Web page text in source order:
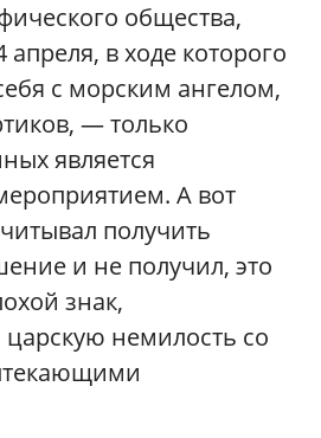
общества,
апреля, в ходе которого
с морским ангелом,
— только
является
А вот
получить
и не получил, это
знак,
немилость со